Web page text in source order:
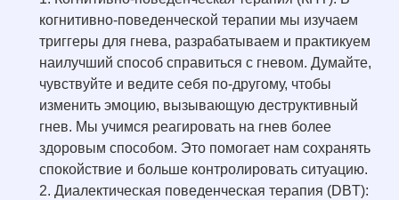
когнитивно-поведенческой терапии мы изучаем
триггеры для гнева, разрабатываем и практикуем
наилучший способ справиться с гневом. Думайте,
чувствуйте и ведите себя по-другому, чтобы
изменить эмоцию, вызывающую деструктивный
гнев. Мы учимся реагировать на гнев более
здоровым способом. Это помогает нам сохранять
спокойствие и больше контролировать ситуацию.
Диалектическая поведенческая терапия (DBT):